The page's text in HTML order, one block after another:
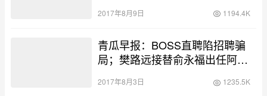
2017年8月9日 1194.4K
青瓜早报：BOSS直聘陷招聘骗
局；樊路远接替俞永福出任阿里
大健康集团…
2017年8月3日 1235.5K